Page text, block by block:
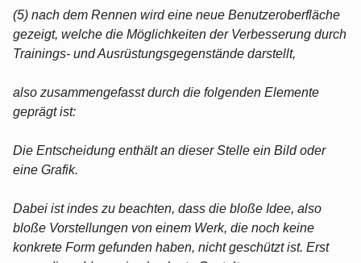
(5) nach dem Rennen wird eine neue Benutzeroberfläche
gezeigt, welche die Möglichkeiten der Verbesserung durch
Trainings- und Ausrüstungsgegenstände darstellt,
also zusammengefasst durch die folgenden Elemente
geprägt ist:
Die Entscheidung enthält an dieser Stelle ein Bild oder
eine Grafik.
Dabei ist indes zu beachten, dass die bloße Idee, also
bloße Vorstellungen von einem Werk, die noch keine
konkrete Form gefunden haben, nicht geschützt ist. Erst